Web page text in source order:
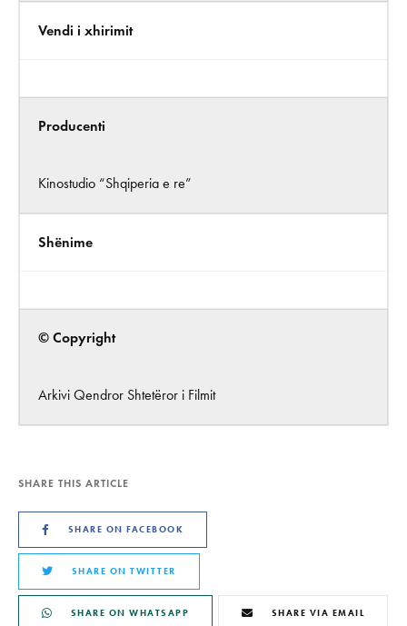
Vendi i xhirimit
Producenti
Kinostudio “Shqiperia e re”
Shënime
© Copyright
Arkivi Qendror Shtetëror i Filmit
SHARE THIS ARTICLE
SHARE ON FACEBOOK
SHARE ON TWITTER
SHARE ON WHATSAPP SHARE VIA EMAIL